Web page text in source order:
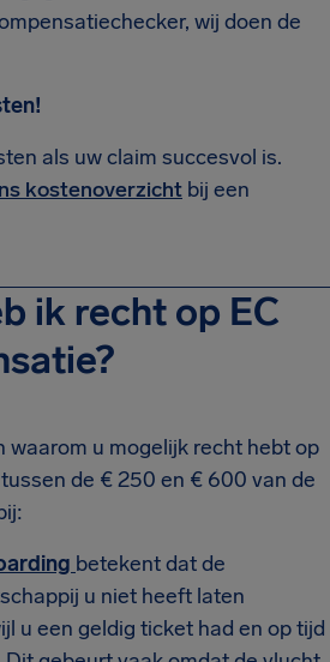
wij doen de
als uw claim succesvol is.
kostenoverzicht bij een
ik recht op EC
waarom u mogelijk recht hebt op
de € 250 en € 600 van de
betekent dat de
u niet heeft laten
u een geldig ticket had en op tijd